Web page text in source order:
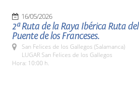
16/05/2026
2ª Ruta de la Raya Ibérica Ruta del
Puente de los Franceses.
San Felices de los Gallegos (Salamanca)
LUGAR San Felices de los Gallegos
Hora: 10:00 h.